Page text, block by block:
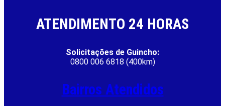
ATENDIMENTO 24 HORAS
Solicitações de Guincho:
0800 006 6818 (400km)
Bairros Atendidos